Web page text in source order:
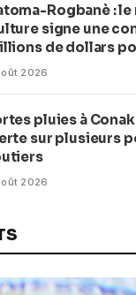
Rogbanè :
signe une
de dollars
en complexe
2026
pluies à
sur plusieurs
2026